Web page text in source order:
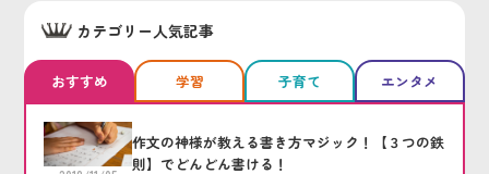
カテゴリー人気記事
おすすめ 学習 子育て エンタメ
作文の神様が教える書き方マジック！【３つの鉄
則】でどんどん書ける！